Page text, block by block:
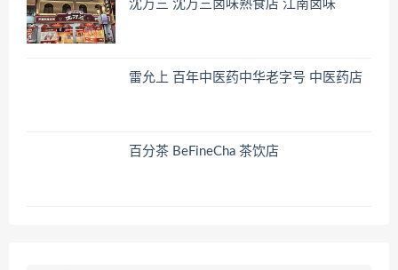
沈万三 沈万三卤味熟食店 江南卤味
雷允上 百年中医药中华老字号 中医药店
百分茶 BeFineCha 茶饮店